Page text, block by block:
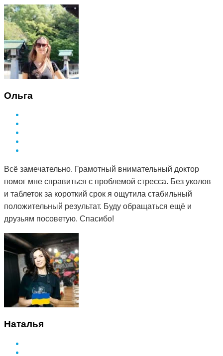
Ольга
Всё замечательно. Грамотный внимательный доктор
помог мне справиться с проблемой стресса. Без уколов
и таблеток за короткий срок я ощутила стабильный
положительный результат. Буду обращаться ещё и
друзьям посоветую. Спасибо!
Наталья